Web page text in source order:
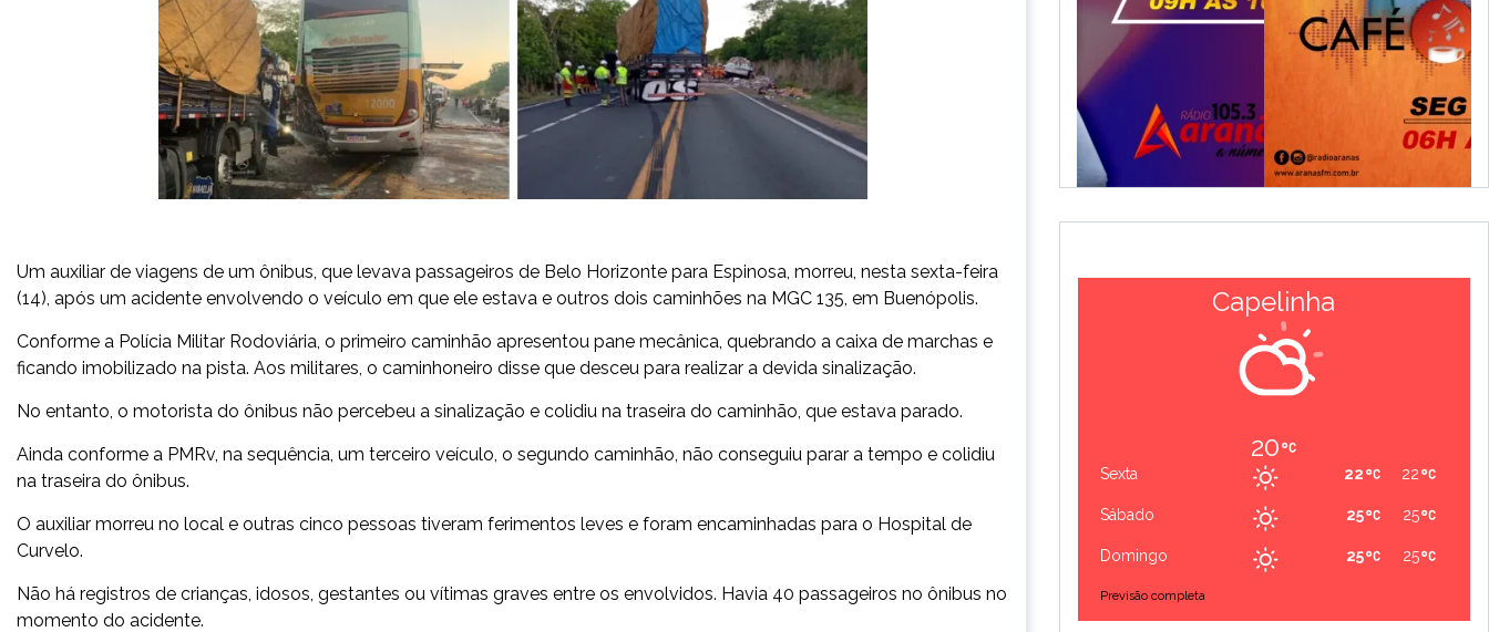
Um auxiliar de viagens de um ônibus, que levava passageiros de Belo Horizonte para Espinosa, morreu, nesta sexta-feira
(14), após um acidente envolvendo o veículo em que ele estava e outros dois caminhões na MGC 135, em Buenópolis.
Conforme a Polícia Militar Rodoviária, o primeiro caminhão apresentou pane mecânica, quebrando a caixa de marchas e
ficando imobilizado na pista. Aos militares, o caminhoneiro disse que desceu para realizar a devida sinalização.
No entanto, o motorista do ônibus não percebeu a sinalização e colidiu na traseira do caminhão, que estava parado.
Ainda conforme a PMRv, na sequência, um terceiro veículo, o segundo caminhão, não conseguiu parar a tempo e colidiu
na traseira do ônibus.
O auxiliar morreu no local e outras cinco pessoas tiveram ferimentos leves e foram encaminhadas para o Hospital de
Curvelo.
Não há registros de crianças, idosos, gestantes ou vítimas graves entre os envolvidos. Havia 40 passageiros no ônibus no
momento do acidente.
Capelinha
20
Sexta 22
22
Sábado 25
25
Domingo 25
25
Previsão completa